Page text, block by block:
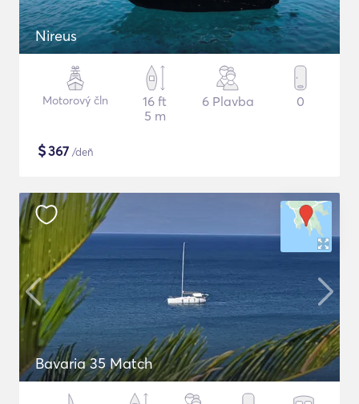
Nireus
Motorový čln
16 ft
5 m
6 Plavba 0
$367 /deň
Bavaria 35 Match